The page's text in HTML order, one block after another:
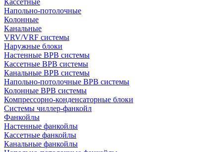
Кассетные
Напольно-потолочные
Колонные
Канальные
VRV/VRF системы
Наружные блоки
Настенные ВРВ системы
Кассетные ВРВ системы
Канальные ВРВ системы
Напольно-потолочные ВРВ системы
Колонные ВРВ системы
Компрессорно-конденсаторные блоки
Системы чиллер-фанкойл
Фанкойлы
Настенные фанкойлы
Кассетные фанкойлы
Канальные фанкойлы